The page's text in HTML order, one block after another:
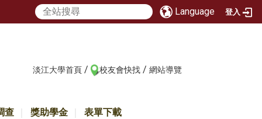
Language 登入
淡江大學首頁 / 校友會快找 / 網站導覽
查 獎助學金 表單下載